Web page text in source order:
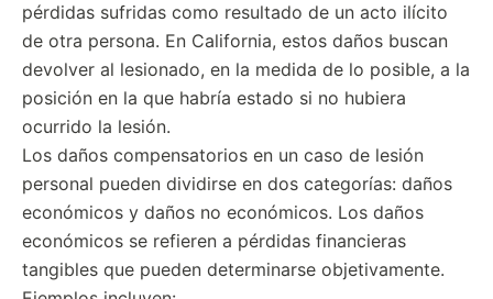
pérdidas sufridas como resultado de un acto ilícito
de otra persona. En California, estos daños buscan
devolver al lesionado, en la medida de lo posible, a la
posición en la que habría estado si no hubiera
ocurrido la lesión.
Los daños compensatorios en un caso de lesión
personal pueden dividirse en dos categorías: daños
económicos y daños no económicos. Los daños
económicos se refieren a pérdidas financieras
tangibles que pueden determinarse objetivamente.